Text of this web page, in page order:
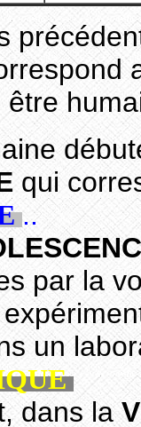
être
qui
..
par la
un
dans la